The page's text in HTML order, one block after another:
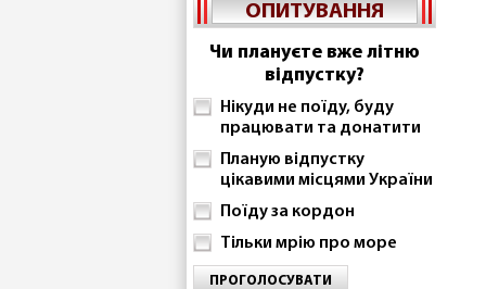
ОПИТУВАННЯ
Чи плануєте вже літню
відпустку?
Нікуди не поїду, буду
працювати та донатити
Планую відпустку
цікавими місцями України
Поїду за кордон
Тільки мрію про море
ПРОГОЛОСУВАТИ